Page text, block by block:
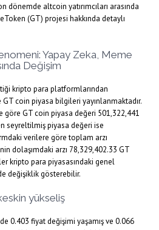
dönemde altcoin yatırımcıları arasında
(GT) projesi hakkında detaylı
Yapay Zeka, Meme
Değişim
kripto para platformlarından
coin piyasa bilgileri yayınlanmaktadır.
göre GT coin piyasa değeri 501,322,441
seyreltilmiş piyasa değeri ise
verilere göre toplam arzı
dolaşımdaki arzı 78,329,402.33 GT
kripto para piyasasındaki genel
değişiklik gösterebilir.
yükseliş
0.403 fiyat değişimi yaşamış ve 0.066